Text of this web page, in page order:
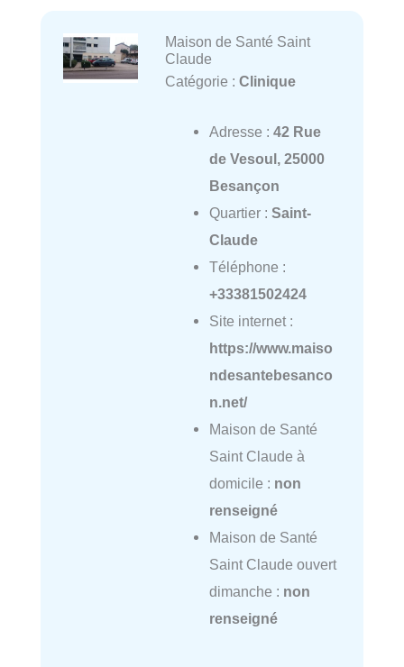
Maison de Santé Saint
Claude
Catégorie : Clinique
Adresse : 42 Rue
de Vesoul, 25000
Besançon
Quartier : Saint-
Claude
Téléphone :
+33381502424
Site internet :
https://www.maiso
ndesantebesanco
n.net/
Maison de Santé
Saint Claude à
domicile : non
renseigné
Maison de Santé
Saint Claude ouvert
dimanche : non
renseigné